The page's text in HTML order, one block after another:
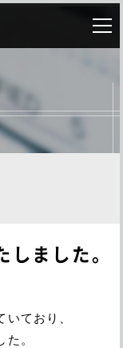
ました。
ており、
。